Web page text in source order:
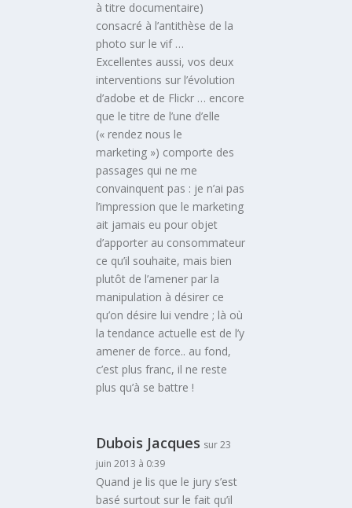
à titre documentaire)
consacré à l’antithèse de la
photo sur le vif …
Excellentes aussi, vos deux
interventions sur l’évolution
d’adobe et de Flickr … encore
que le titre de l’une d’elle
(« rendez nous le
marketing ») comporte des
passages qui ne me
convainquent pas : je n’ai pas
l’impression que le marketing
ait jamais eu pour objet
d’apporter au consommateur
ce qu’il souhaite, mais bien
plutôt de l’amener par la
manipulation à désirer ce
qu’on désire lui vendre ; là où
la tendance actuelle est de l’y
amener de force.. au fond,
c’est plus franc, il ne reste
plus qu’à se battre !
Dubois Jacques sur 23
juin 2013 à 0:39
Quand je lis que le jury s’est
basé surtout sur le fait qu’il